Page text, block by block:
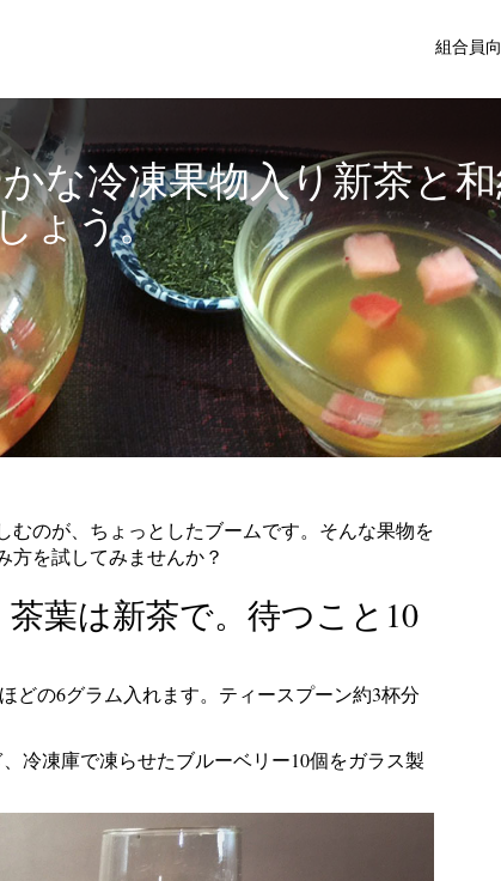
組合員
な冷凍果物入り新茶と
ょう。
のが、ちょっとしたブームです。そんな果物を
方を試してみませんか？
葉は新茶で。待つこと10
どの6グラム入れます。ティースプーン約3杯分
冷凍庫で凍らせたブルーベリー10個をガラス製